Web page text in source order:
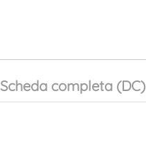
Scheda completa (DC)